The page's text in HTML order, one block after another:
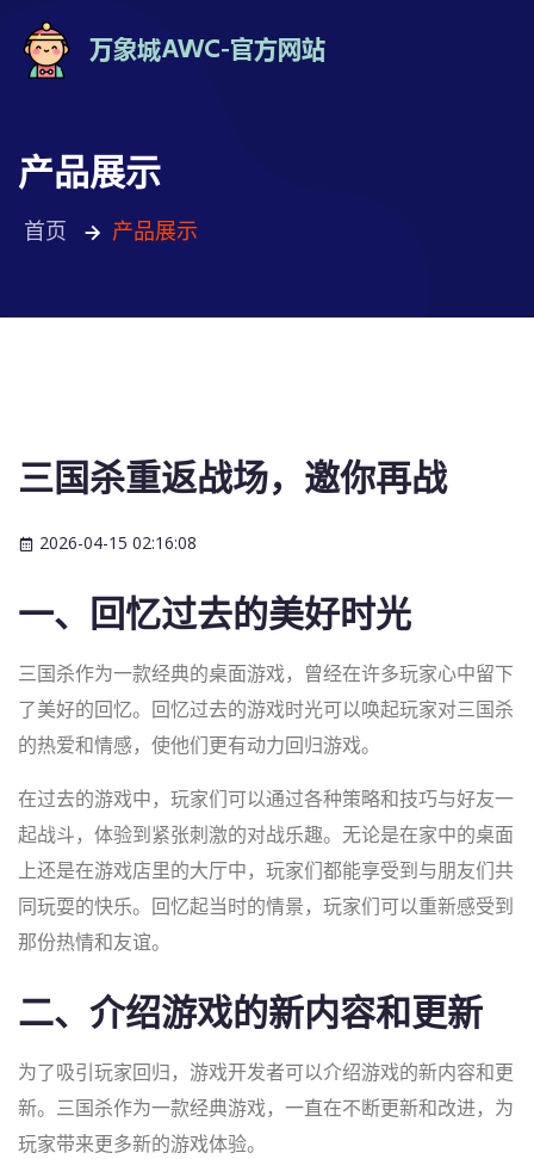
产品展示
首页 产品展示
三国杀重返战场，邀你再战
2026-04-15 02:16:08
一、回忆过去的美好时光
三国杀作为一款经典的桌面游戏，曾经在许多玩家心中留下
了美好的回忆。回忆过去的游戏时光可以唤起玩家对三国杀
的热爱和情感，使他们更有动力回归游戏。
在过去的游戏中，玩家们可以通过各种策略和技巧与好友一
起战斗，体验到紧张刺激的对战乐趣。无论是在家中的桌面
上还是在游戏店里的大厅中，玩家们都能享受到与朋友们共
同玩耍的快乐。回忆起当时的情景，玩家们可以重新感受到
那份热情和友谊。
二、介绍游戏的新内容和更新
为了吸引玩家回归，游戏开发者可以介绍游戏的新内容和更
新。三国杀作为一款经典游戏，一直在不断更新和改进，为
玩家带来更多新的游戏体验。